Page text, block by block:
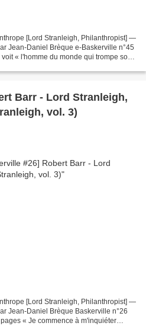
[Lord Stranleigh, Philanthropist] —
Jean-Daniel Brèque e-Baskerville n°45
« l'homme du monde qui trompe son
Barr - Lord Stranleigh,
vol. 3)
[Lord Stranleigh, Philanthropist] —
Jean-Daniel Brèque Baskerville n°26
« Je commence à m'inquiéter